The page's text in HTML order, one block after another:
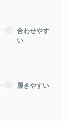
合わせやす
い
履きやすい